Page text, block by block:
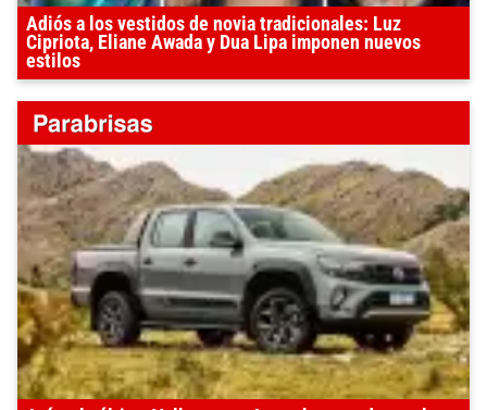
Adiós a los vestidos de novia tradicionales: Luz
Cipriota, Eliane Awada y Dua Lipa imponen nuevos
estilos